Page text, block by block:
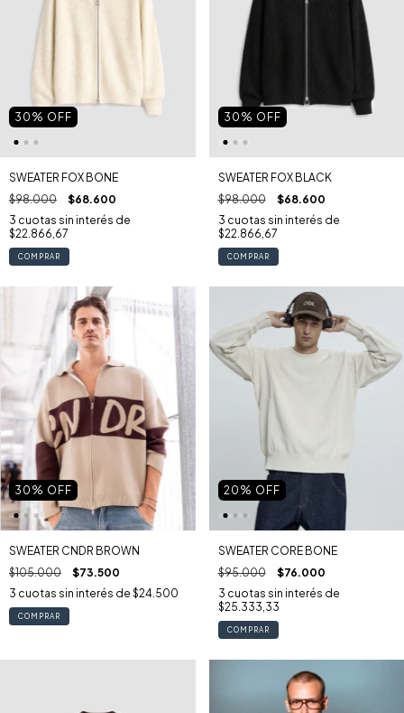
30 % OFF
SWEATER FOX BONE
$98.000
$68.600
3 cuotas sin interés de
$22.866,67
COMPRAR
30 % OFF
SWEATER FOX BLACK
$98.000
$68.600
3 cuotas sin interés de
$22.866,67
COMPRAR
30 % OFF
SWEATER CNDR BROWN
$105.000
$73.500
3 cuotas sin interés de $24.500
COMPRAR
20 % OFF
SWEATER CORE BONE
$95.000
$76.000
3 cuotas sin interés de
$25.333,33
COMPRAR